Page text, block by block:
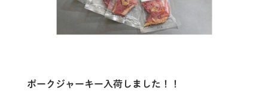
ポークジャーキー入荷しました！！